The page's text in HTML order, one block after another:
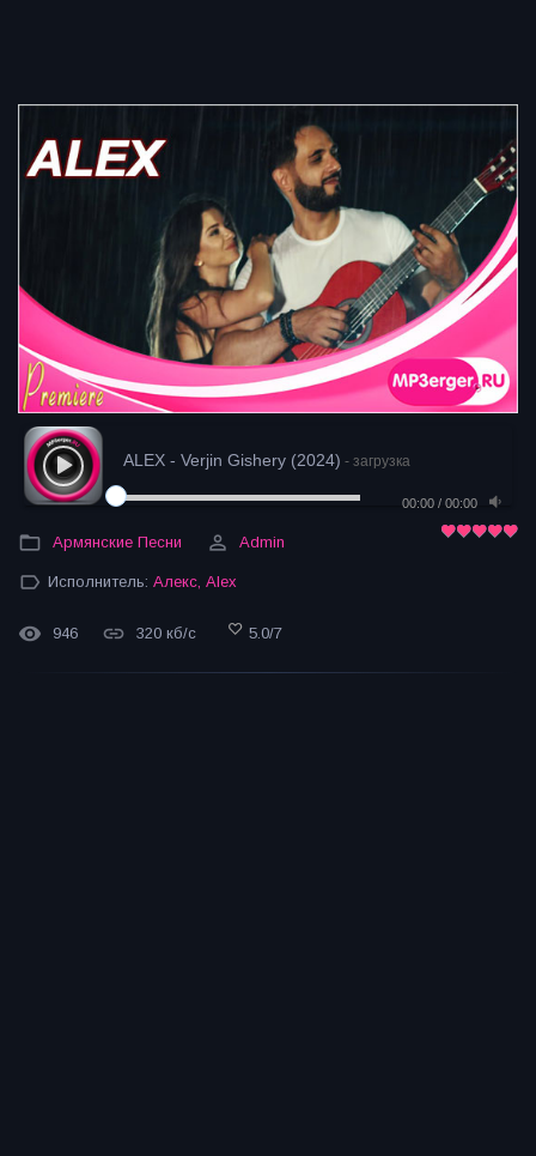
ALEX - Verjin Gishery (2024) - загрузка
00:00 / 00:00
Армянские Песни Admin
Исполнитель: Алекс Alex
946 320 кб/с 5.0/7